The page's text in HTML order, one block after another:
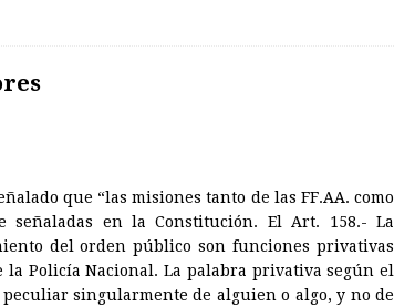
que “las misiones tanto de las FF.AA. como
señaladas en la Constitución. El Art. 158.- La
del orden público son funciones privativas
la Policía Nacional. La palabra privativa según el
peculiar singularmente de alguien o algo, y no de